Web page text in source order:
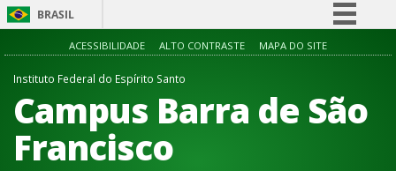
BRASIL
Simplifique!
Participe
Acesso à informação
ACESSIBILIDADE ALTO CONTRASTE MAPA DO SITE
Instituto Federal do Espírito Santo
Campus Barra de São
Francisco